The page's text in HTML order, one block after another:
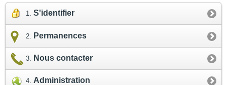
S'identifier
Permanences
Nous contacter
Administration